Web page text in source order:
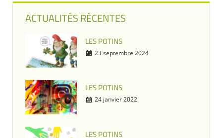
ACTUALITÉS RÉCENTES
LES POTINS
23 septembre 2024
LES POTINS
24 janvier 2022
LES POTINS